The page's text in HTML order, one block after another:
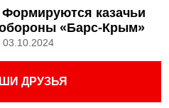
Формируются казачьи
«Барс-Крым»
03.10.2024
ДРУЗЬЯ